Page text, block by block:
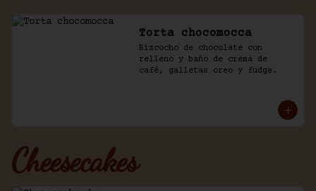
Torta chocomocca
Bizcocho de chocolate con
relleno y baño de crema de
café, galletas oreo y fudge.
Cheesecakes